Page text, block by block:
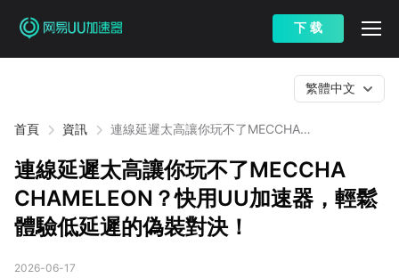
下 载
首頁 資訊
連線延遲太高讓你玩不了MECCHA
的偽裝對決！
繁體中文
連線延遲太高讓你玩不了MECCHA
CHAMELEON？快用UU加速器，輕鬆
體驗低延遲的偽裝對決！
2026-06-17